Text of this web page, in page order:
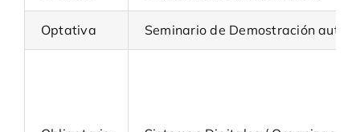
Optativa Seminario de Demostración